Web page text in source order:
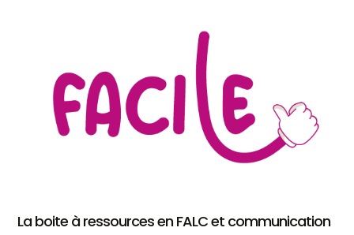
La boite à ressources en FALC et communication